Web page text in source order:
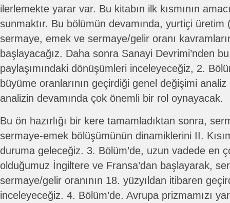
ilerlemekte yarar var. Bu kitabın ilk kısmının
sunmaktır. Bu bölümün devamında, yurtiçi üretim
sermaye, emek ve sermaye/gelir oranı
başlayacağız. Daha sonra Sanayi Devrimi’nden
paylaşımındaki dönüşümleri inceleyeceğiz, 2.
büyüme oranlarının geçirdiği genel değişimi
analizin devamında çok önemli bir rol oynayacak.
Bu ön hazırlığı bir kere tamamladıktan sonra,
sermaye-emek bölüşümünün dinamiklerini II.
duruma geleceğiz. 3. Bölüm’de, uzun vadede en
olduğumuz İngiltere ve Fransa’dan başlayarak,
sermaye/gelir oranının 18. yüzyıldan itibaren
inceleyeceğiz. 4. Bölüm’de. Avrupa prizmamızı